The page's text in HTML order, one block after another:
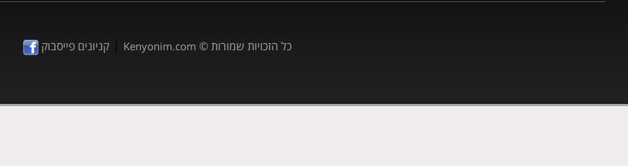
כל הזכויות שמורות © Kenyonim.com
|קניונים פייסבוק